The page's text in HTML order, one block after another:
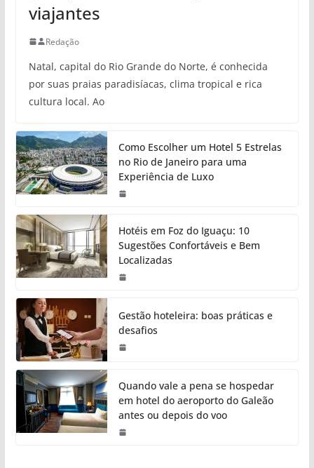
viajantes
Redação
Natal, capital do Rio Grande do Norte, é conhecida
por suas praias paradisíacas, clima tropical e rica
cultura local. Ao
Como Escolher um Hotel 5 Estrelas
no Rio de Janeiro para uma
Experiência de Luxo
Hotéis em Foz do Iguaçu: 10
Sugestões Confortáveis e Bem
Localizadas
Gestão hoteleira: boas práticas e
desafios
Quando vale a pena se hospedar
em hotel do aeroporto do Galeão
antes ou depois do voo